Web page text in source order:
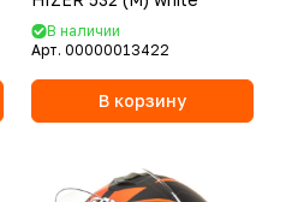
В наличии
Арт. 00000013422
В корзину